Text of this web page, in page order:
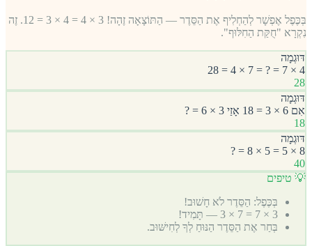
בְּכֶּפֶל אֶפְשָׁר לְהַחְלִיף אֶת הַסֵּדֶר — הַתּוֹצָאָה זֶהָה! 3 × 4 = 4 × 3 = 12. זֶה
נִקְרָא "חֻקַּת הַחִלּוּף".
דּוּגְמָה
4 × 7 = ? = 7 × 4 = 28
28
דּוּגְמָה
אִם 6 × 3 = 18 אָזַי 3 × 6 = ?
18
דּוּגְמָה
8 × 5 = 5 × 8 = ?
40
💡 טיפים
בְּכֶּפֶל: הַסֵּדֶר לֹא חָשׁוּב!
3 × 7 = 7 × 3 — תָּמִיד!
בְּחַר אֶת הַסֵּדֶר הַנּוּחַ לְךָ לְחִישּׁוּב.